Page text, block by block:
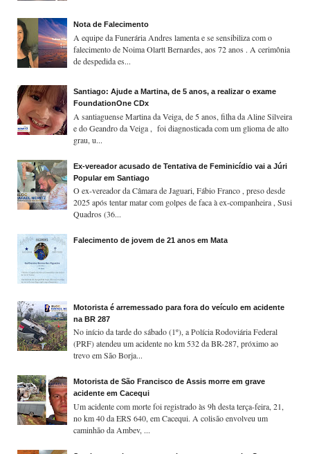
Nota de Falecimento
A equipe da Funerária Andres lamenta e se sensibiliza com o
falecimento de Noima Olartt Bernardes, aos 72 anos . A cerimônia
de despedida es...
Santiago: Ajude a Martina, de 5 anos, a realizar o exame
FoundationOne CDx
A santiaguense Martina da Veiga, de 5 anos, filha da Aline Silveira
e do Geandro da Veiga , foi diagnosticada com um glioma de alto
grau, u...
Ex-vereador acusado de Tentativa de Feminicídio vai a Júri
Popular em Santiago
O ex-vereador da Câmara de Jaguari, Fábio Franco , preso desde
2025 após tentar matar com golpes de faca à ex-companheira , Susi
Quadros (36...
Falecimento de jovem de 21 anos em Mata
Motorista é arremessado para fora do veículo em acidente
na BR 287
No início da tarde do sábado (1º), a Polícia Rodoviária Federal
(PRF) atendeu um acidente no km 532 da BR-287, próximo ao
trevo em São Borja...
Motorista de São Francisco de Assis morre em grave
acidente em Cacequi
Um acidente com morte foi registrado às 9h desta terça-feira, 21,
no km 40 da ERS 640, em Cacequi. A colisão envolveu um
caminhão da Ambev, ...